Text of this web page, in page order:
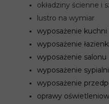
okładziny ścienne i
lustro na wymiar
wyposażenie
wyposażenie
wyposażenie
wyposażenie sypialni
wyposażenie
oprawy